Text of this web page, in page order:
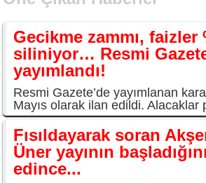
Gecikme zammı, faizler
siliniyor… Resmi
yayımlandı!
Resmi Gazete’de yayımlanan
Mayıs olarak ilan edildi. Alacaklar
Fısıldayarak soran
Üner yayının
edince...